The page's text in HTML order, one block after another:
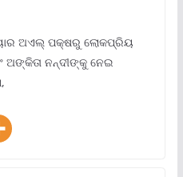
ଅଏଲ୍ ପକ୍ଷରୁ ଲୋକପ୍ରିୟ
ଅଙ୍କିତା ନନ୍ଦୀଙ୍କୁ ନେଇ